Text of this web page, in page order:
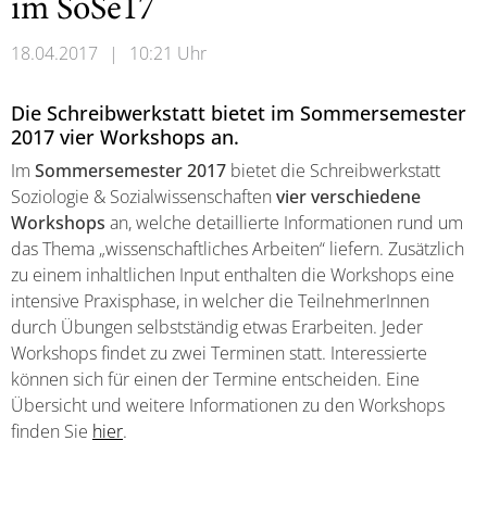
im SoSe17
18.04.2017 | 10:21 Uhr
Die Schreibwerkstatt bietet im Sommersemester
2017 vier Workshops an.
Im Sommersemester 2017 bietet die Schreibwerkstatt
Soziologie & Sozialwissenschaften vier verschiedene
Workshops an, welche detaillierte Informationen rund um
das Thema „wissenschaftliches Arbeiten“ liefern. Zusätzlich
zu einem inhaltlichen Input enthalten die Workshops eine
intensive Praxisphase, in welcher die TeilnehmerInnen
durch Übungen selbstständig etwas Erarbeiten. Jeder
Workshops findet zu zwei Terminen statt. Interessierte
können sich für einen der Termine entscheiden. Eine
Übersicht und weitere Informationen zu den Workshops
finden Sie hier.